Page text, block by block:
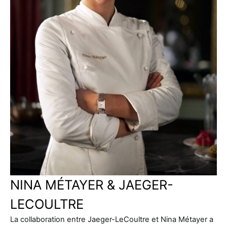
NINA MÉTAYER & JAEGER-
LECOULTRE
La collaboration entre Jaeger-LeCoultre et Nina Métayer a